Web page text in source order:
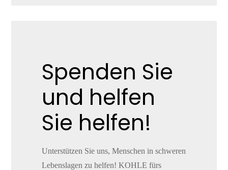
Spenden Sie
und helfen
Sie helfen!
Unterstützen Sie uns, Menschen in schweren
Lebenslagen zu helfen! KOHLE fürs